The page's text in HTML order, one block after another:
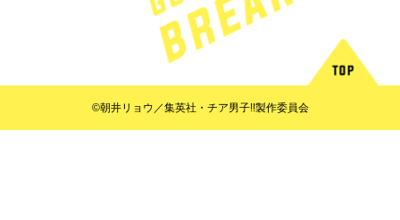
©朝井リョウ／集英社・チア男子!!製作委員会